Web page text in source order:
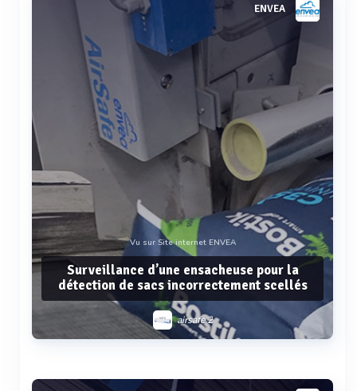
ENVEA
Vu sur Site internet ENVEA
Surveillance d’une ensacheuse pour la
détection de sacs incorrectement scellés
airsafe 2